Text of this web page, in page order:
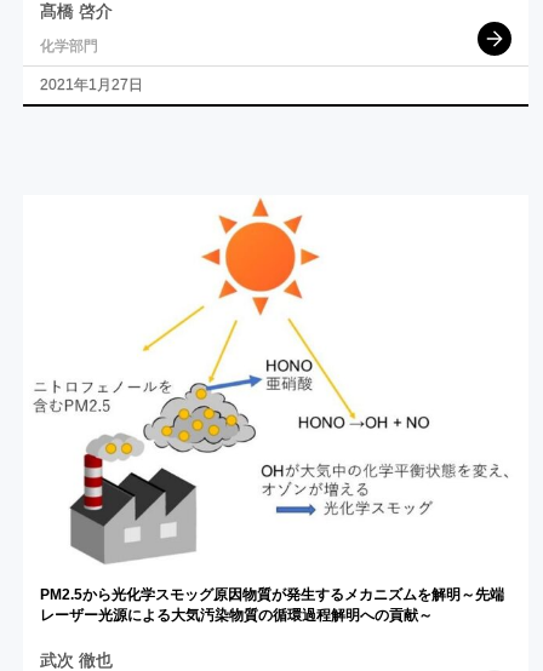
髙橋 啓介
化学部門
2021年1月27日
PM2.5から光化学スモッグ原因物質が発生するメカニズムを解明 ～先端
レーザー光源による大気汚染物質の循環過程解明への貢献～
武次 徹也